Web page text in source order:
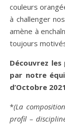
couleurs
à challenger
amène à
toujours
Découvrez
par notre
d’Octobre
*(La
profil –